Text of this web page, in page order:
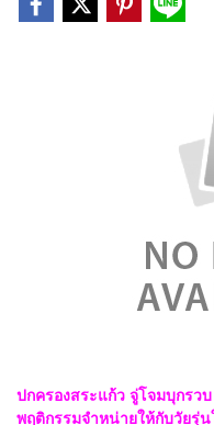
ปกครองสระแก้ว จู่โจมบุกรว
พฤติกรรมจำหน่ายให้กับวัยรุ่